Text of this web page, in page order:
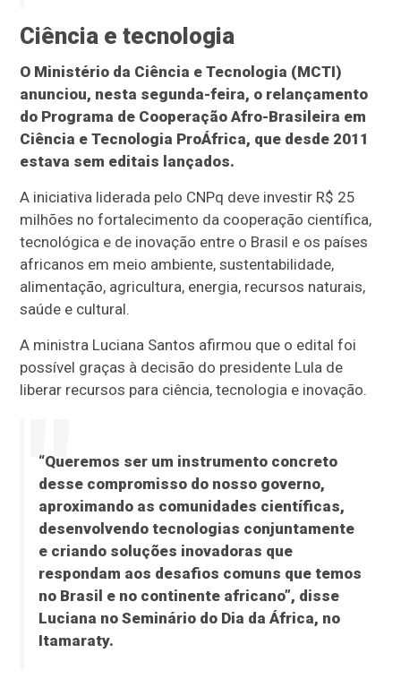
Ciência e tecnologia
O Ministério da Ciência e Tecnologia (MCTI)
anunciou, nesta segunda-feira, o relançamento
do Programa de Cooperação Afro-Brasileira em
Ciência e Tecnologia ProÁfrica, que desde 2011
estava sem editais lançados.
A iniciativa liderada pelo CNPq deve investir R$ 25
milhões no fortalecimento da cooperação científica,
tecnológica e de inovação entre o Brasil e os países
africanos em meio ambiente, sustentabilidade,
alimentação, agricultura, energia, recursos naturais,
saúde e cultural.
A ministra Luciana Santos afirmou que o edital foi
possível graças à decisão do presidente Lula de
liberar recursos para ciência, tecnologia e inovação.
“Queremos ser um instrumento concreto
desse compromisso do nosso governo,
aproximando as comunidades científicas,
desenvolvendo tecnologias conjuntamente
e criando soluções inovadoras que
respondam aos desafios comuns que temos
no Brasil e no continente africano”, disse
Luciana no Seminário do Dia da África, no
Itamaraty.